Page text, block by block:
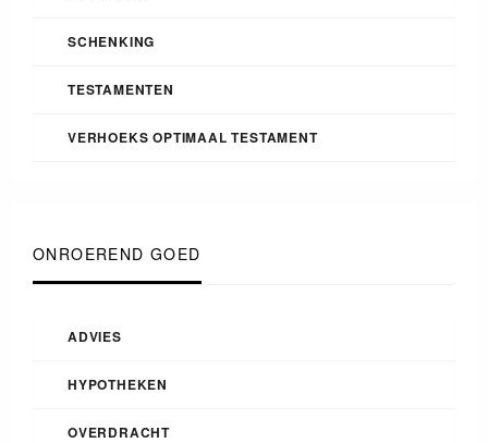
SCHENKING
TESTAMENTEN
VERHOEKS OPTIMAAL TESTAMENT
ONROEREND GOED
ADVIES
HYPOTHEKEN
OVERDRACHT